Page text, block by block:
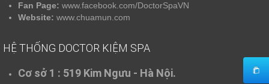
Fan Page: www.facebook.com/DoctorSpaVN
Website: www.chuamun.com
HỆ THỐNG DOCTOR KIỆM SPA
Cơ sở 1 : 519 Kim Ngưu - Hà Nội.